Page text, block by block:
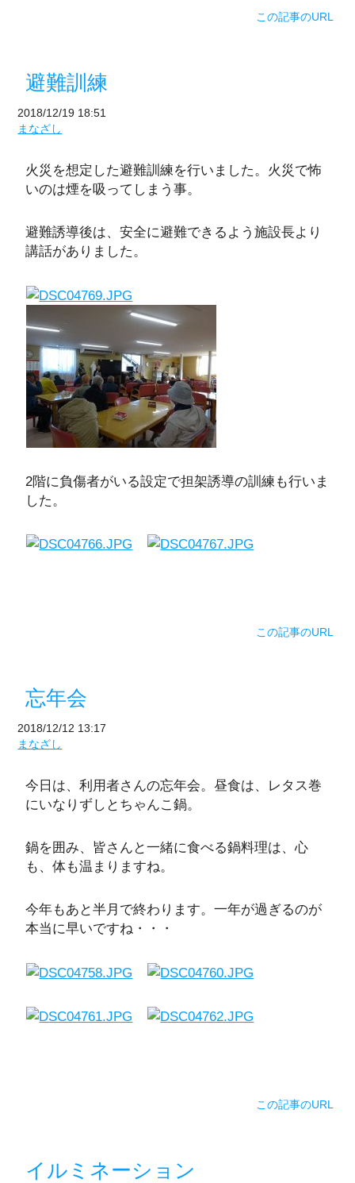
この記事のURL
避難訓練
2018/12/19 18:51
まなざし
火災を想定した避難訓練を行いました。火災で怖
いのは煙を吸ってしまう事。
避難誘導後は、安全に避難できるよう施設長より
講話がありました。
2階に負傷者がいる設定で担架誘導の訓練も行いま
した。
この記事のURL
忘年会
2018/12/12 13:17
まなざし
今日は、利用者さんの忘年会。昼食は、レタス巻
にいなりずしとちゃんこ鍋。
鍋を囲み、皆さんと一緒に食べる鍋料理は、心
も、体も温まりますね。
今年もあと半月で終わります。一年が過ぎるのが
本当に早いですね・・・
この記事のURL
イルミネーション